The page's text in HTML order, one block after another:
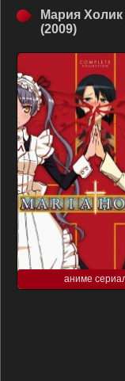
Мария Холик
(2009)
аниме